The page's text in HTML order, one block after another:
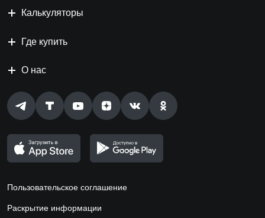
Калькуляторы
Где купить
О нас
Пользовательское соглашение
Раскрытие информации